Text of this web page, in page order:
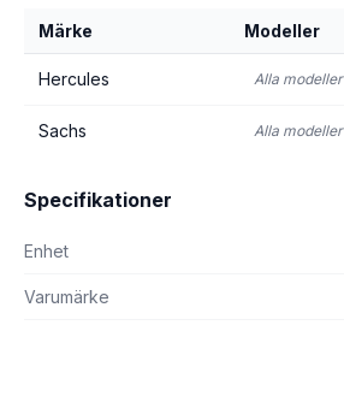
Märke Modeller
Hercules Alla modeller
Sachs Alla modeller
Specifikationer
Enhet
Varumärke